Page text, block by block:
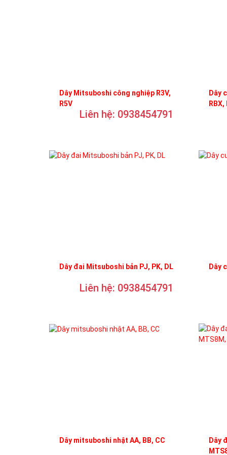
Dây Mitsuboshi công nghiệp R3V,
R5V
Liên hệ: 0938454791
Dây
RBX,
Dây đai Mitsuboshi bản PJ, PK, DL
Liên hệ: 0938454791
Dây
Dây mitsuboshi nhật AA, BB, CC
Dây